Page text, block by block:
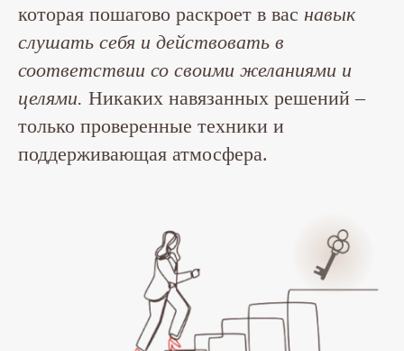
которая пошагово раскроет в вас навык
слушать себя и действовать в
соответствии со своими желаниями и
целями. Никаких навязанных решений –
только проверенные техники и
поддерживающая атмосфера.